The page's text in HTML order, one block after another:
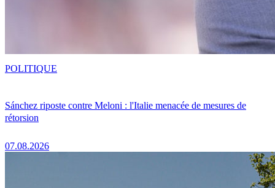
Sánchez riposte contre Meloni : l'Italie menacée de mesures de
rétorsion
07.08.2026
POLITIQUE